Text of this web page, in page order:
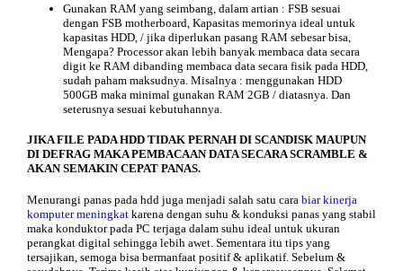
Gunakan RAM yang seimbang, dalam artian : FSB sesuai
dengan FSB motherboard, Kapasitas memorinya ideal untuk
kapasitas HDD, / jika diperlukan pasang RAM sebesar bisa,
Mengapa? Processor akan lebih banyak membaca data secara
digit ke RAM dibanding membaca data secara fisik pada HDD,
sudah paham maksudnya. Misalnya : menggunakan HDD
500GB maka minimal gunakan RAM 2GB / diatasnya. Dan
seterusnya sesuai kebutuhannya.
JIKA FILE PADA HDD TIDAK PERNAH DI SCANDISK MAUPUN
DI DEFRAG MAKA PEMBACAAN DATA SECARA SCRAMBLE &
AKAN SEMAKIN CEPAT PANAS.
Menurangi panas pada hdd juga menjadi salah satu cara biar kinerja
komputer meningkat karena dengan suhu & konduksi panas yang stabil
maka konduktor pada PC terjaga dalam suhu ideal untuk ukuran
perangkat digital sehingga lebih awet. Sementara itu tips yang
tersajikan, semoga bisa bermanfaat positif & aplikatif. Sebelum &